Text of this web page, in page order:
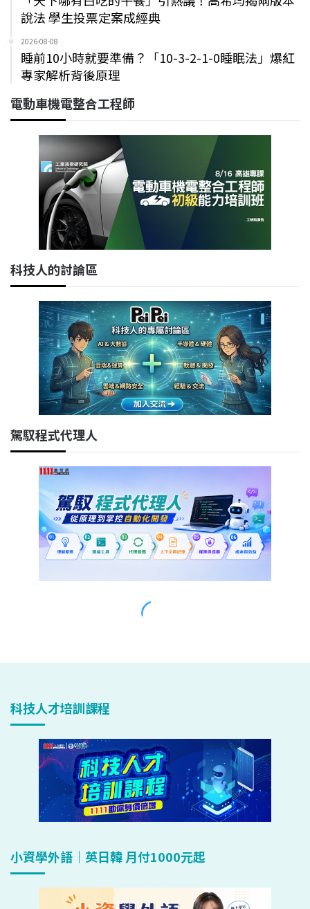
科技人才培訓課程
小資學外語｜英日韓 月付1000元起